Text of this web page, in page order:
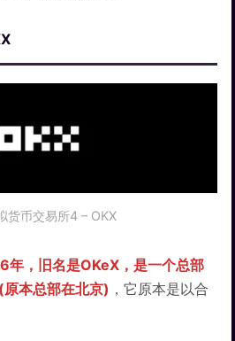
货币交易所4 – OKX
年，旧名是OKeX，是一个总部
本总部在北京) ，它原本是以合